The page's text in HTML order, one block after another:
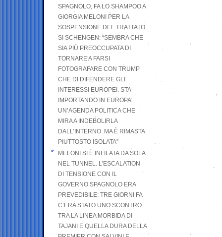
SPAGNOLO, FA LO SHAMPOO A
GIORGIA MELONI PER LA
SOSPENSIONE DEL TRATTATO
SI SCHENGEN: “SEMBRA CHE
SIA PIÙ PREOCCUPATA DI
TORNARE A FARSI
FOTOGRAFARE CON TRUMP
CHE DI DIFENDERE GLI
INTERESSI EUROPEI. STA
IMPORTANDO IN EUROPA
UN’AGENDA POLITICA CHE
MIRA A INDEBOLIRLA
DALL’INTERNO. MA È RIMASTA
PIUTTOSTO ISOLATA”
MELONI SI È INFILATA DA SOLA
NEL TUNNEL. L’ESCALATION
DI TENSIONE CON IL
GOVERNO SPAGNOLO ERA
PREVEDIBILE: TRE GIORNI FA
C’ERA STATO UNO SCONTRO
TRA LA LINEA MORBIDA DI
TAJANI E QUELLA DURA DELLA